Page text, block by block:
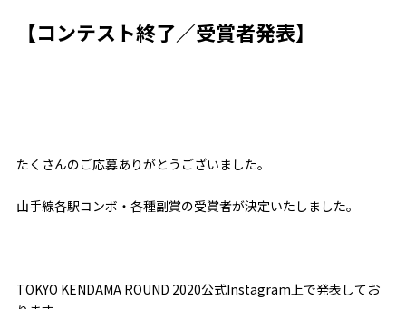
【コンテスト終了／受賞者発表】
たくさんのご応募ありがとうございました。
山手線各駅コンボ・各種副賞の受賞者が決定いたしました。
TOKYO KENDAMA ROUND 2020公式Instagram上で発表してお